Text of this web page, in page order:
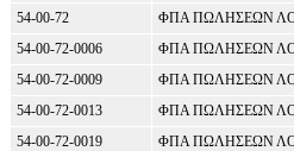
54-00-72
ΦΠΑ ΠΩΛΗΣΕΩΝ
54-00-72-0006
ΦΠΑ ΠΩΛΗΣΕΩΝ
54-00-72-0009
ΦΠΑ ΠΩΛΗΣΕΩΝ
54-00-72-0013
ΦΠΑ ΠΩΛΗΣΕΩΝ
54-00-72-0019
ΦΠΑ ΠΩΛΗΣΕΩΝ